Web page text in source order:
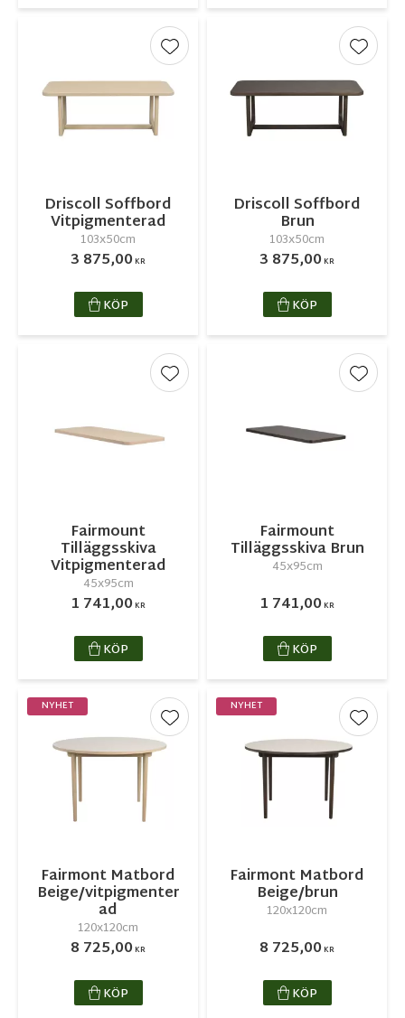
Driscoll Soffbord
Vitpigmenterad
103x50cm
3 875,00KR
Lägg till i favoriter
KÖP
Driscoll Soffbord
Brun
103x50cm
3 875,00KR
Lägg
KÖP
Fairmount
Tilläggsskiva
Vitpigmenterad
45x95cm
1 741,00KR
Lägg till i favoriter
KÖP
Fairmount
Tilläggsskiva Brun
45x95cm
1 741,00KR
Lägg
KÖP
Fairmont Matbord
Beige/vitpigmenter
ad
120x120cm
8 725,00KR
NYHET
Lägg till i favoriter
KÖP
Fairmont Matbord
Beige/brun
120x120cm
8 725,00KR
NYHET
Lägg
KÖP